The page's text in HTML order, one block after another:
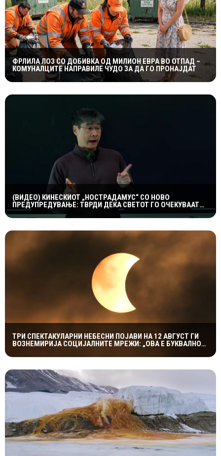
ФРЛИЛА ЛОЗ СО ДОБИВКА ОД МИЛИОН ЕВРА ВО ОТПАД –
КОМУНАЛЦИТЕ НАПРАВИЛЕ ЧУДО ЗА ДА ГО ПРОНАЈДАТ
(ВИДЕО) КИНЕСКИОТ „НОСТРАДАМУС“ СО НОВО
ПРЕДУПРЕДУВАЊЕ: ТВРДИ ДЕКА СВЕТОТ ГО ОЧЕКУВААТ
ДРАМАТИЧНИ ГЕОПОЛИТИЧКИ ПРОМЕНИ
ТРИ СПЕКТАКУЛАРНИ НЕБЕСНИ ПОЈАВИ НА 12 АВГУСТ ГИ
ВОЗНЕМИРИЈА СОЦИЈАЛНИТЕ МРЕЖИ: „ОВА Е БУКВАЛНО